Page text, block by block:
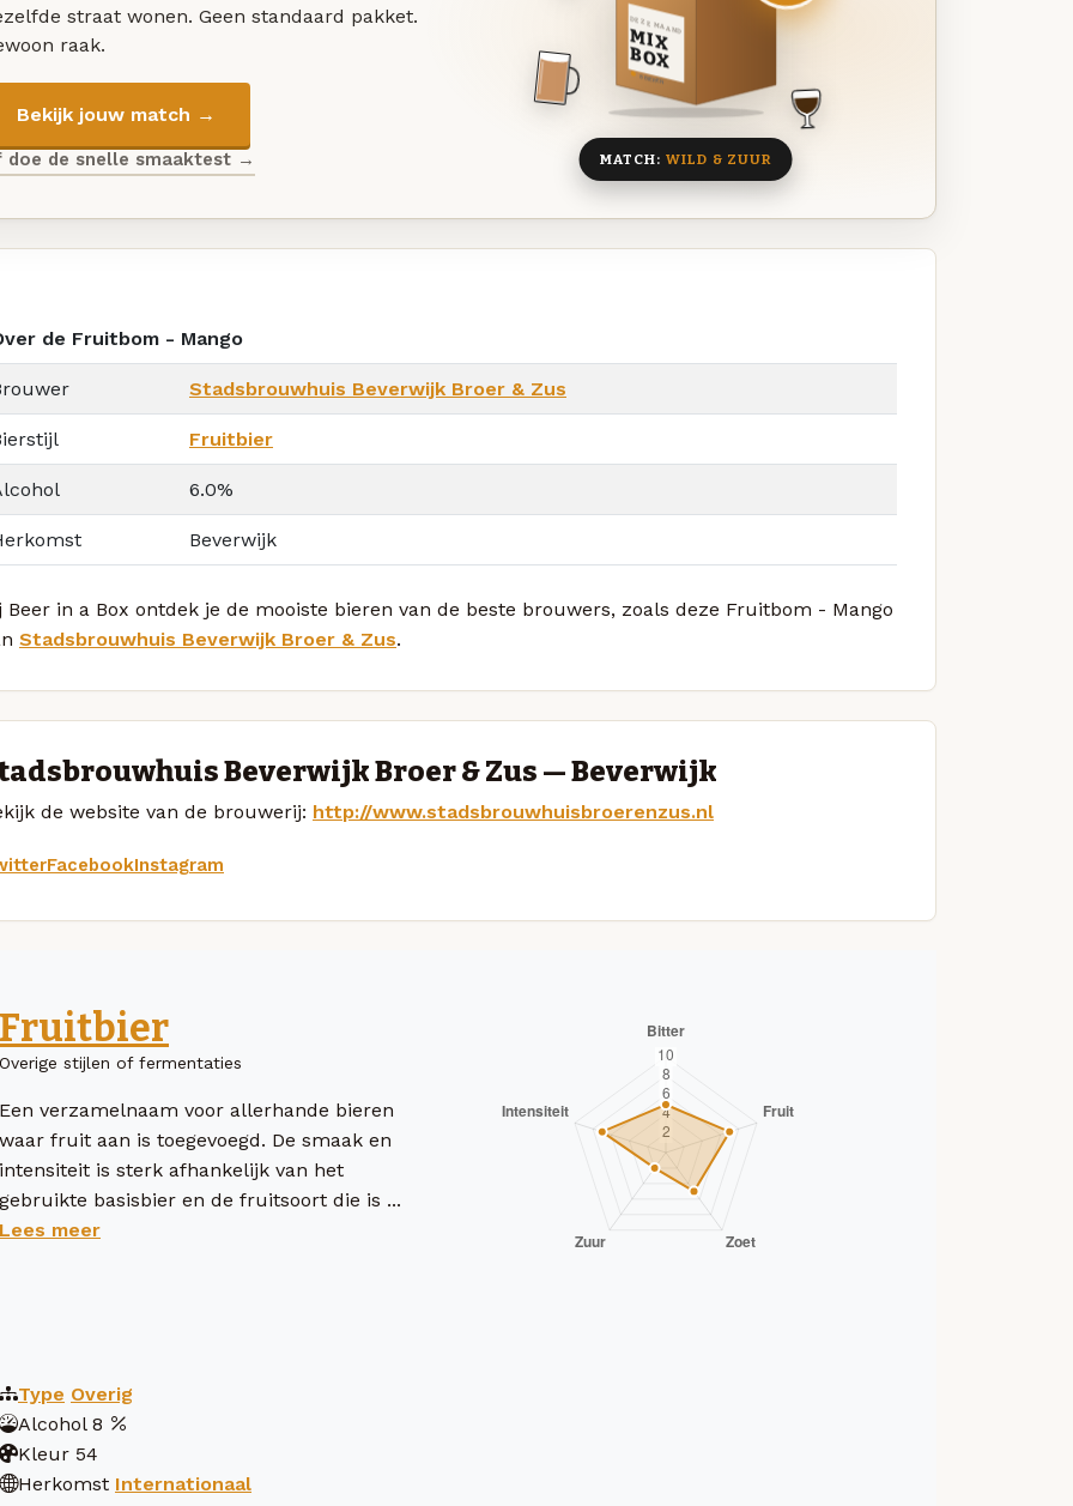
straat wonen. Geen standaard pakket.
raak.
Bekijk jouw match →
doe de snelle smaaktest →
DEZE MAAND
MIX
BOX
8 BIEREN
MATCH: WILD & ZUUR
de Fruitbom - Mango
Stadsbrouwhuis Beverwijk Broer & Zus
Fruitbier
6.0%
Beverwijk
Beer in a Box ontdek je de mooiste bieren van de beste brouwers, zoals deze Fruitbom - Mango
Stadsbrouwhuis Beverwijk Broer & Zus.
Beverwijk Broer & Zus — Beverwijk
de website van de brouwerij: http://www.stadsbrouwhuisbroerenzus.nl
FacebookInstagram
Fruitbier
Overige stijlen of fermentaties
Een verzamelnaam voor allerhande bieren
waar fruit aan is toegevoegd. De smaak en
intensiteit is sterk afhankelijk van het
gebruikte basisbier en de fruitsoort die is ...
Lees meer
Type Overig
Alcohol 8
Kleur 54
Herkomst Internationaal